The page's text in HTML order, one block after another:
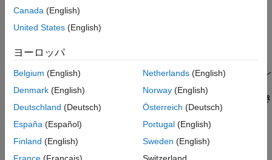
中間算術演算の丸めの最適化
参考
分母が 2 の正確なべき乗
この場合は、丸めモードを Floorに設定します。[コンフィギュレ
ーション パラメーター] ダイアログ ボックスで、
を選択します。 [デバイスの詳細] で、オプション
[符号付き
整数の除算の丸め]を、量産ターゲットの丸め動作を示すオプシ
ョンに設定します。
キャスト用の丸めの最適化
Canada (English)
United States (English)
ヨーロッパ
Belgium (English)
Denmark (English)
Deutschland (Deutsch)
España (Español)
Finland (English)
Netherlands(English)
Norway(English)
Österreich (Deutsch)
Portugal(English)
Sweden (English)